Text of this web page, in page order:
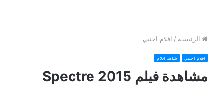
الرئيسية / افلام اجنبي
افلام اجنبي شاهد افلام
مشاهدة فيلم Spectre 2015